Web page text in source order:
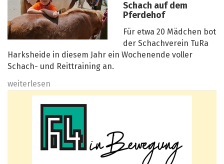
Schach auf dem
Pferdehof
Für etwa 20 Mädchen bot
der Schachverein TuRa
Harksheide in diesem Jahr ein Wochenende voller
Schach- und Reittraining an.
weiterlesen